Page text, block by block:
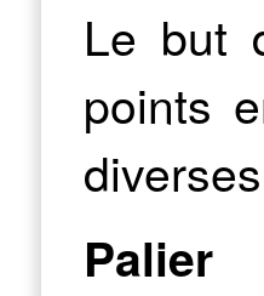
Le but
points
Palier